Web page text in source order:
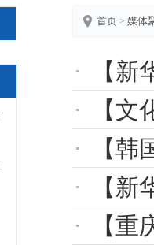
首页 > 媒体
【
【
【韩国
【
【重